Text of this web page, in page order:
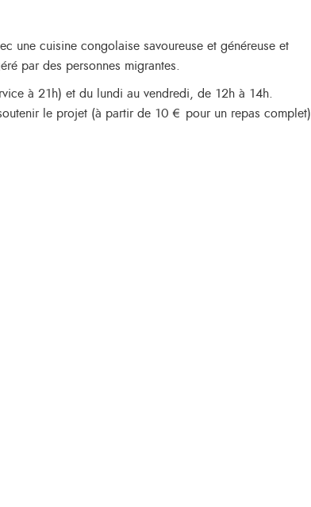
une cuisine congolaise savoureuse et généreuse et
par des personnes migrantes.
à 21h) et du lundi au vendredi, de 12h à 14h.
le projet (à partir de 10 € pour un repas complet)